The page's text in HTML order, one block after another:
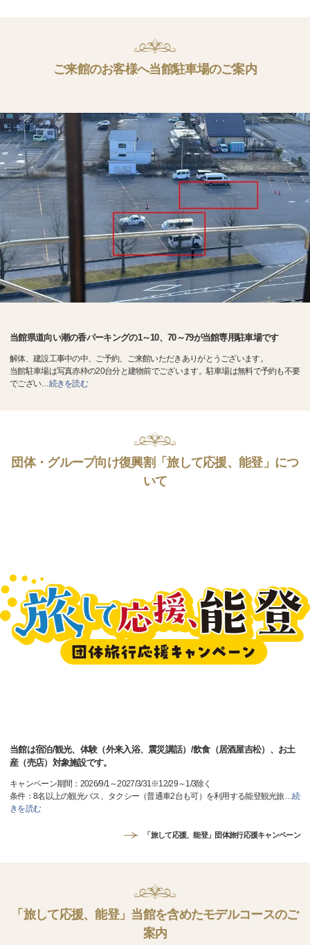
ご来館のお客様へ当館駐車場のご案内
当館県道向い潮の香パーキングの1～10、70～79が当館専用駐車場です
解体、建設工事中の中、ご予約、ご来館いただきありがとうございます。
当館駐車場は写真赤枠の20台分と建物前でございます。駐車場は無料で予約も不要
でござい…続きを読む
団体・グループ向け復興割「旅して応援、能登」につ
いて
当館は宿泊/観光、体験（外来入浴、震災講話）/飲食（居酒屋吉松）、お土
産（売店）対象施設です。
キャンペーン期間：2026/9/1～2027/3/31※12/29～1/3除く
条件：8名以上の観光バス、タクシー（普通車2台も可）を利用する能登観光旅…続
きを読む
「旅して応援、能登」団体旅行応援キャンペーン
「旅して応援、能登」当館を含めたモデルコースのご
案内